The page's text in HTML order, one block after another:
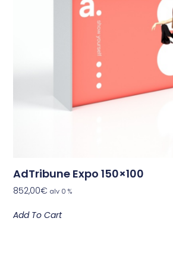
AdTribune Expo 150×100
852,00€ alv 0 %
Add To Cart